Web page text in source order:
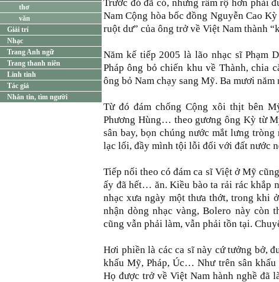
thơ
văn
Giải trí
Nhạc
Trang Anh ngữ
Trang thanh niên
Linh tinh
Tác giả
Nhắn tin, tìm người
Trước đó đã có, nhưng rầm rộ hơn phải
Nam Cộng hòa bốc đồng Nguyễn Cao
ruột dư” của ông trở về Việt Nam thành
Năm kế tiếp 2005 là lão nhạc sĩ Phạm
Pháp ông bỏ chiến khu về Thành, chia
ông bỏ Nam chạy sang Mỹ. Ba mươi
Từ đó đám chống Cộng xôi thịt bên
Phương Hùng… theo gương ông Kỳ từ
sân bay, bọn chúng nước mắt lưng
lạc lối, đầy mình tội lỗi đối với đất nước
Tiếp nối theo có đám ca sĩ Việt ở Mỹ
ấy đã hết… ăn. Kiều bào ta rải rác khắp
nhạc xưa ngày một thưa thớt, trong khi
nhận dòng nhạc vàng, Bolero này còn
cũng vẫn phải làm, vẫn phải tồn tại.
Hơi phiền là các ca sĩ này cứ tưởng bở,
khấu Mỹ, Pháp, Úc… Như trên sân
Họ được trở về Việt Nam hành nghề đã